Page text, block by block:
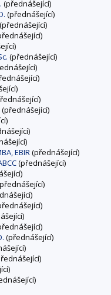
(přednášející)
(přednášející)
(přednášející)
(přednášející)
(přednášející)
EBIR(přednášející)
(přednášející)
(přednášející)